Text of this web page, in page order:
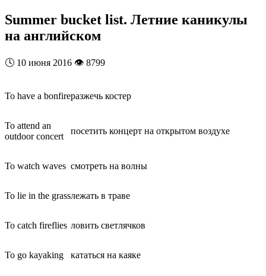
Summer bucket list. Летние каникулы
на английском
🕓 10 июня 2016 👁️ 8799
To have a bonfireразжечь костер
To attend an
outdoor concert
посетить концерт на открытом воздухе
To watch waves смотреть на волны
To lie in the grassлежать в траве
To catch fireflies ловить светлячков
To go kayaking кататься на каяке